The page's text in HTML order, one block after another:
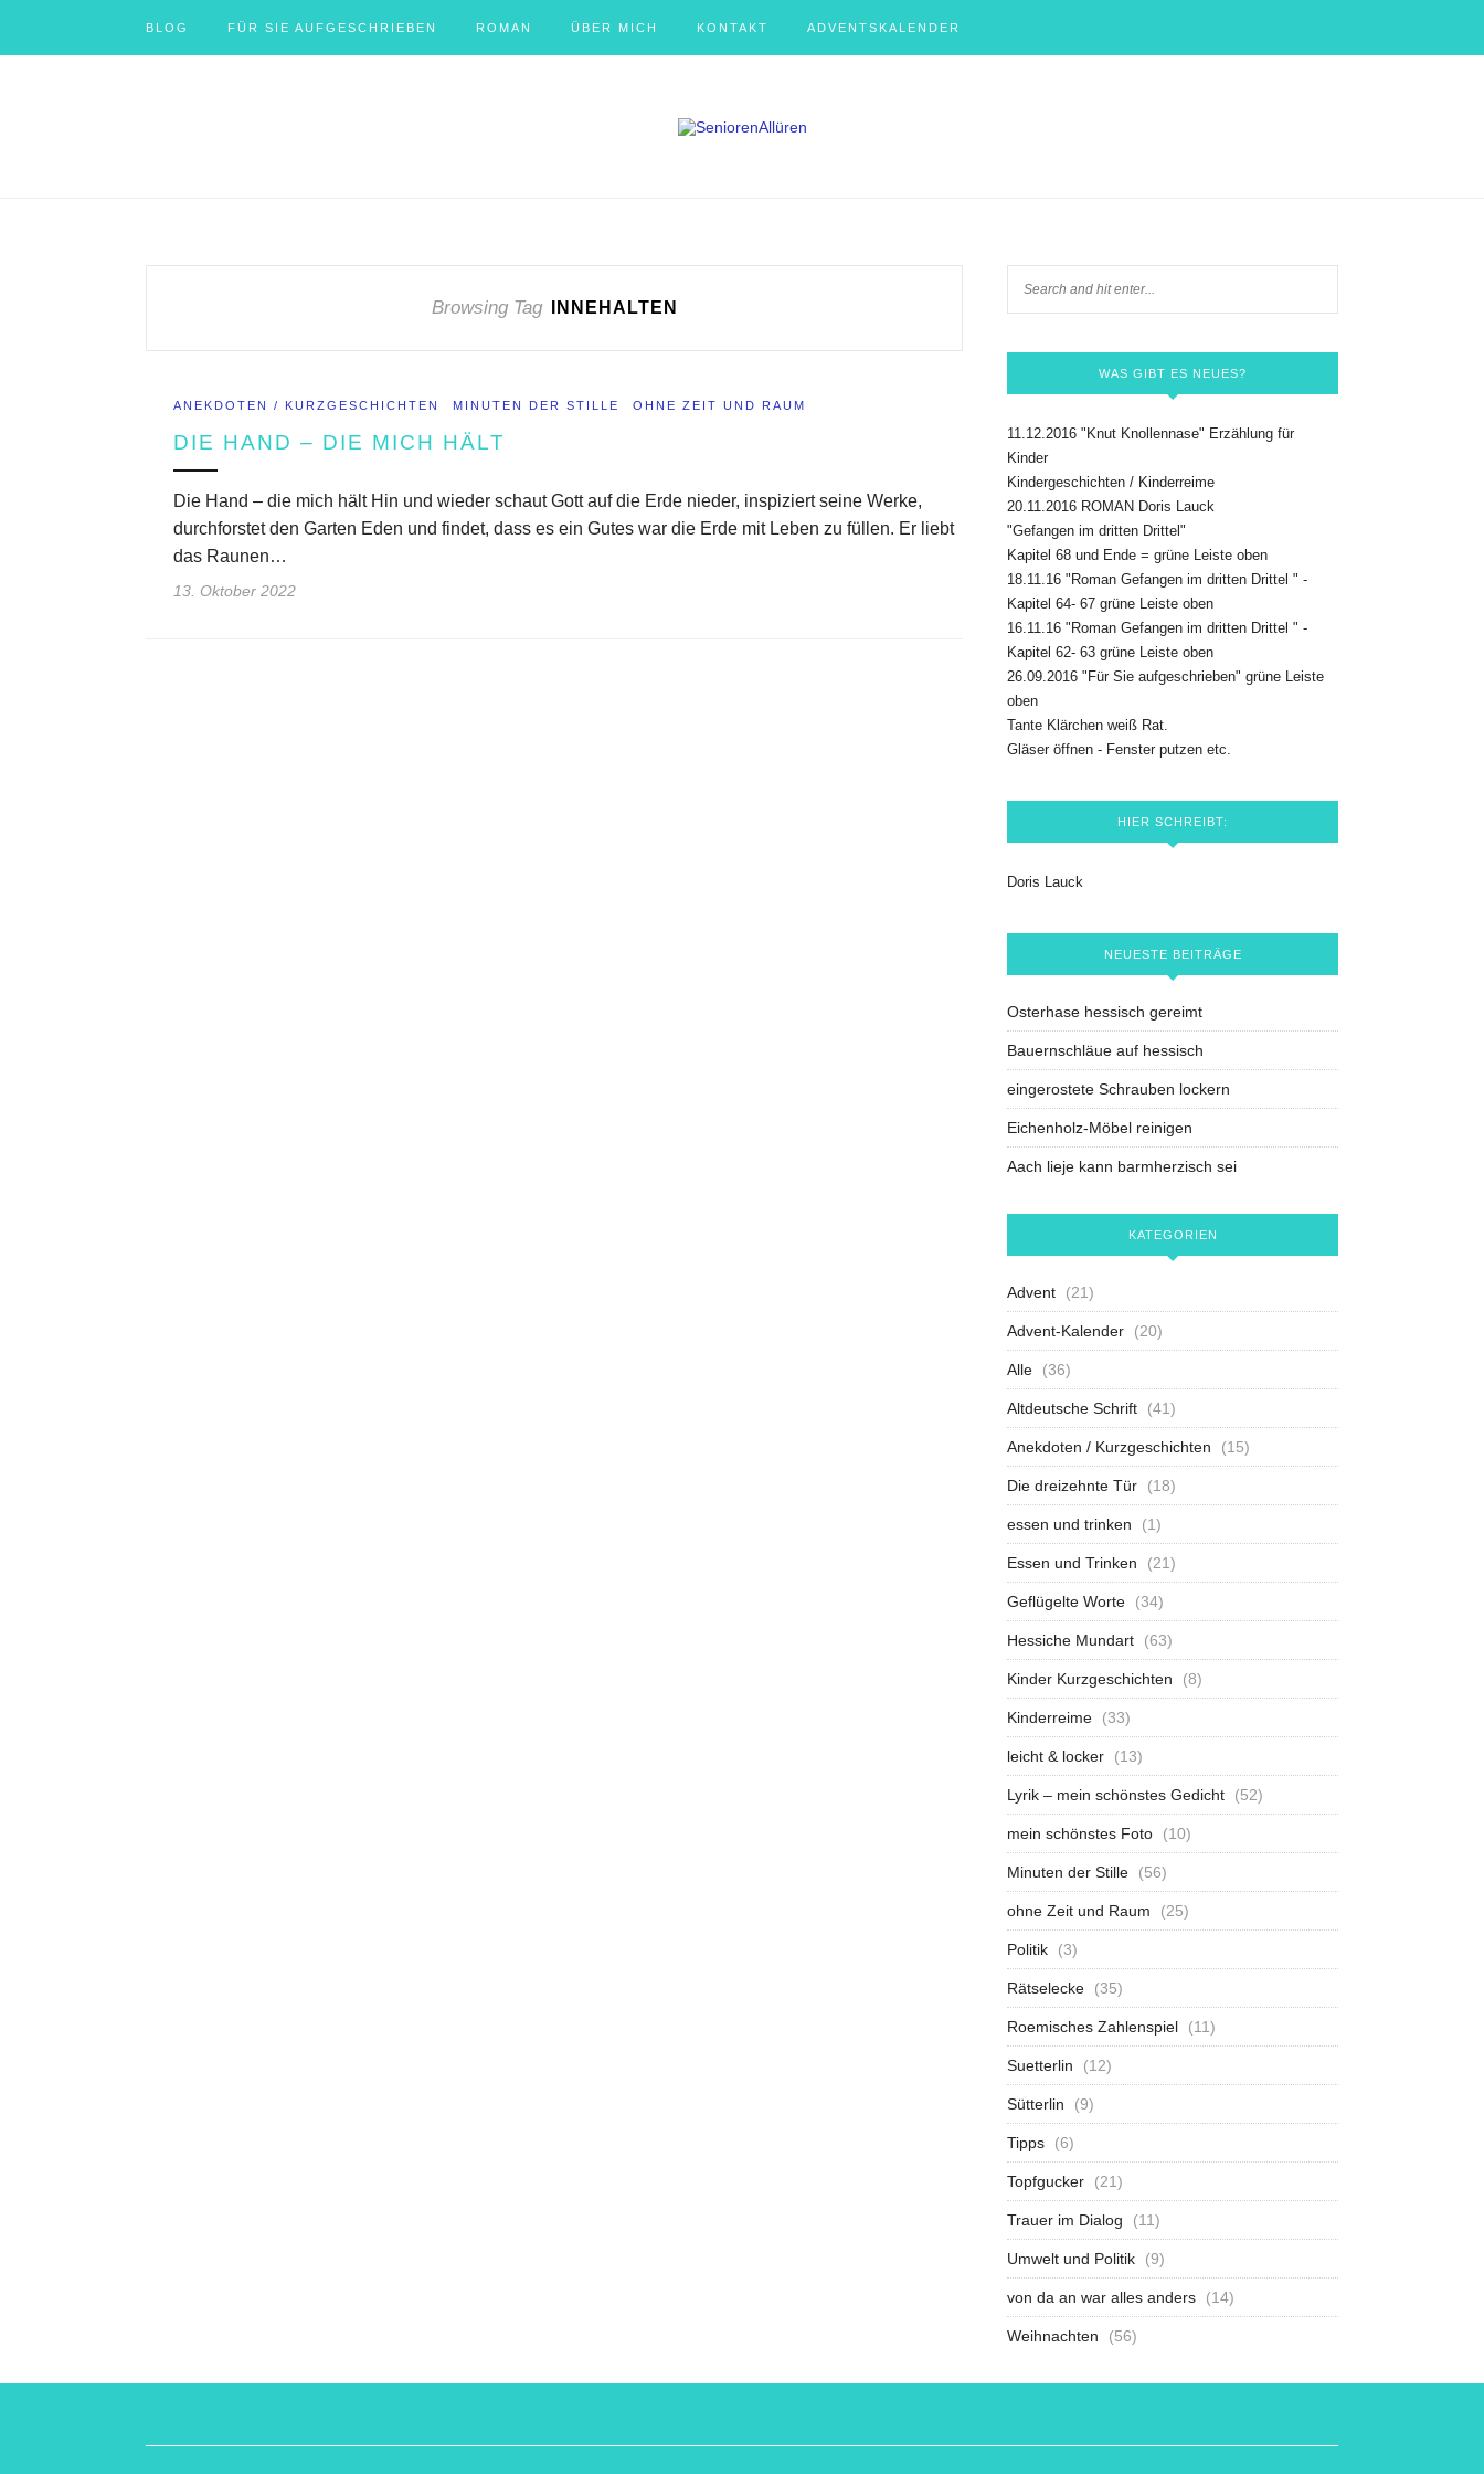
BLOG FÜR SIE AUFGESCHRIEBEN ROMAN ÜBER MICH KONTAKT ADVENTSKALENDER
Browsing Tag INNEHALTEN
ANEKDOTEN / KURZGESCHICHTEN MINUTEN DER STILLE OHNE ZEIT UND RAUM
DIE HAND – DIE MICH HÄLT
Die Hand – die mich hält Hin und wieder schaut Gott auf die Erde nieder, inspiziert seine Werke,
durchforstet den Garten Eden und findet, dass es ein Gutes war die Erde mit Leben zu füllen. Er liebt
das Raunen…
13. Oktober 2022
WAS GIBT ES NEUES?
11.12.2016 "Knut Knollennase" Erzählung für
Kinder
Kindergeschichten / Kinderreime
20.11.2016 ROMAN Doris Lauck
"Gefangen im dritten Drittel"
Kapitel 68 und Ende = grüne Leiste oben
18.11.16 "Roman Gefangen im dritten Drittel " -
Kapitel 64- 67 grüne Leiste oben
16.11.16 "Roman Gefangen im dritten Drittel " -
Kapitel 62- 63 grüne Leiste oben
26.09.2016 "Für Sie aufgeschrieben" grüne Leiste
oben
Tante Klärchen weiß Rat.
Gläser öffnen - Fenster putzen etc.
HIER SCHREIBT:
Doris Lauck
NEUESTE BEITRÄGE
Osterhase hessisch gereimt
Bauernschläue auf hessisch
eingerostete Schrauben lockern
Eichenholz-Möbel reinigen
Aach lieje kann barmherzisch sei
KATEGORIEN
Advent (21)
Advent-Kalender (20)
Alle (36)
Altdeutsche Schrift (41)
Anekdoten / Kurzgeschichten (15)
Die dreizehnte Tür (18)
essen und trinken (1)
Essen und Trinken (21)
Geflügelte Worte (34)
Hessiche Mundart (63)
Kinder Kurzgeschichten (8)
Kinderreime (33)
leicht & locker (13)
Lyrik – mein schönstes Gedicht (52)
mein schönstes Foto (10)
Minuten der Stille (56)
ohne Zeit und Raum (25)
Politik (3)
Rätselecke (35)
Roemisches Zahlenspiel (11)
Suetterlin (12)
Sütterlin (9)
Tipps (6)
Topfgucker (21)
Trauer im Dialog (11)
Umwelt und Politik (9)
von da an war alles anders (14)
Weihnachten (56)